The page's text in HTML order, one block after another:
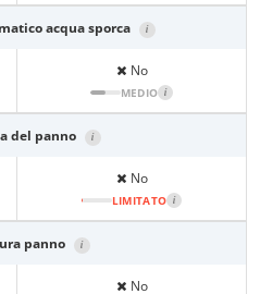
acqua sporca i
No
MEDIO i
del panno i
No
LIMITATO i
panno i
No